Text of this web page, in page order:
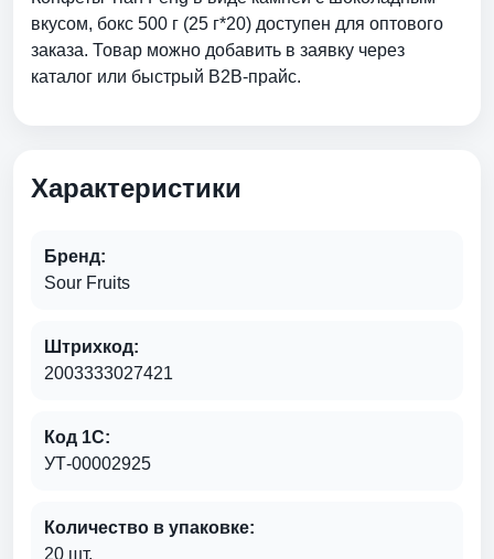
вкусом, бокс 500 г (25 г*20) доступен для оптового
заказа. Товар можно добавить в заявку через
каталог или быстрый B2B-прайс.
Характеристики
Бренд:
Sour Fruits
Штрихкод:
2003333027421
Код 1С:
УТ-00002925
Количество в упаковке:
20 шт.